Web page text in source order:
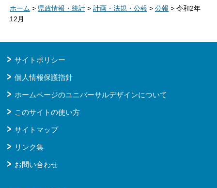
ホーム > 県政情報・統計 > 計画・法規・公報 > 公報 > 令和2年
12月
サイトポリシー
個人情報保護指針
ホームページのユニバーサルデザインについて
このサイトの使い方
サイトマップ
リンク集
お問い合わせ